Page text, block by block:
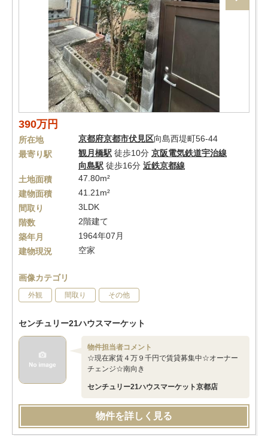
390万円
所在地 京都府京都市伏見区向島西堤町56-44
最寄り駅
観月橋駅 徒歩10分 京阪電気鉄道宇治線
向島駅 徒歩16分 近鉄京都線
土地面積
47.80m²
建物面積
41.21m²
間取り
3LDK
階数
2階建て
築年月
1964年07月
建物現況
空家
画像カテゴリ
外観 間取り その他
センチュリー21ハウスマーケット
物件担当者コメント
☆現在家賃４万９千円で賃貸募集中☆オーナー
チェンジ☆南向き
センチュリー21ハウスマーケット京都店
物件を詳しく見る